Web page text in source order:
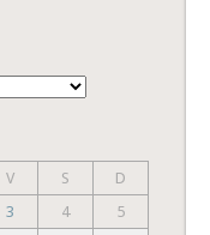
V S
D
3 4
5